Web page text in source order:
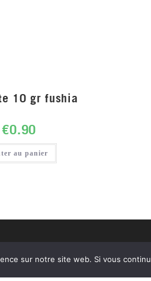
10 gr fushia
€0.90
au panier
sur notre site web. Si vous